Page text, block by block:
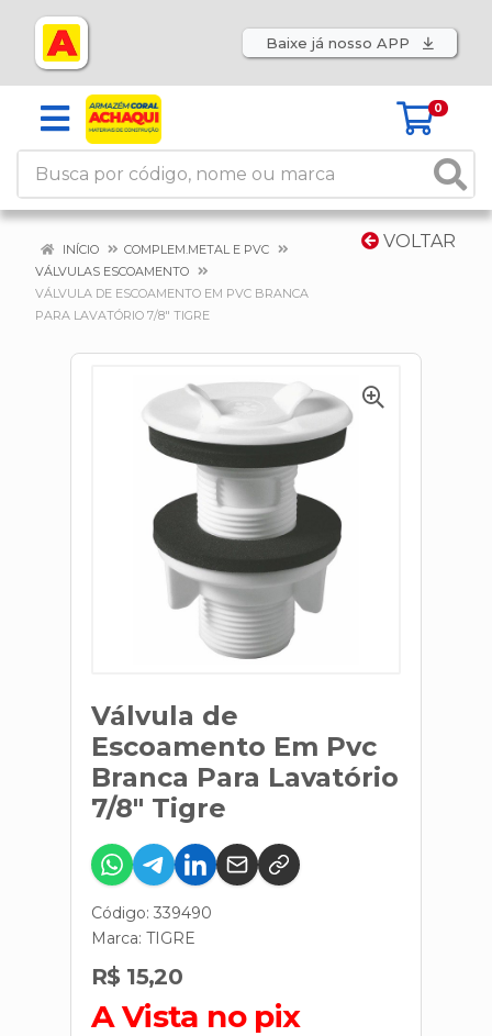
Baixe já nosso APP
0
VOLTAR
INÍCIO
COMPLEM.METAL E PVC
VÁLVULAS ESCOAMENTO
VÁLVULA DE ESCOAMENTO EM PVC BRANCA
PARA LAVATÓRIO 7/8" TIGRE
Válvula de
Escoamento Em Pvc
Branca Para Lavatório
7/8" Tigre
Código: 339490
Marca: TIGRE
R$ 15,20
A Vista no pix